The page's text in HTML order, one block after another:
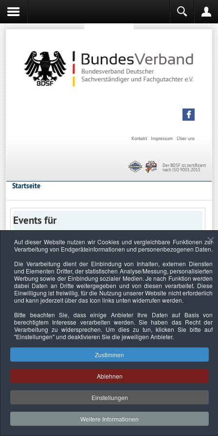
Über uns
Impressum
Kontakt
Der BDSF ist zertifiziert
nach ISO 9001:2015
Startseite
Events für
Keine Termine
Datenschutzerklärung Urheberrechtsnachweise Nachhaltigkeit
Copyright © 2026. Bundesverband Deutscher
Sachverständiger und Fachgutachter e.V..
Auf dieser Website nutzen wir Cookies und vergleichbare Funktionen zur
Verarbeitung von Endgeräteinformationen und personenbezogenen Daten.
Die Verarbeitung dient der Einbindung von Inhalten, externen Diensten
und Elementen Dritter, der statistischen Analyse/Messung, personalisierten
Werbung sowie der Einbindung sozialer Medien. Je nach Funktion werden
dabei Daten an Dritte weitergegeben und von diesen verarbeitet. Diese
Einwilligung ist freiwillig, für die Nutzung unserer Website nicht erforderlich
und kann jederzeit über das Icon links unten widerrufen werden.
Bitte beachten Sie, dass einige Anbieter Ihre Daten auf Basis von
berechtigtem Interesse verarbeiten werden. Sie haben das Recht der
Verarbeitung zu widersprechen. Um dies zu tun, klicken Sie bitte auf
"Einstellungen"und deaktivieren Sie die jeweiligen Anbieter.
Zustimmen
Ablehnen
Einstellungen
Weitere Informationen